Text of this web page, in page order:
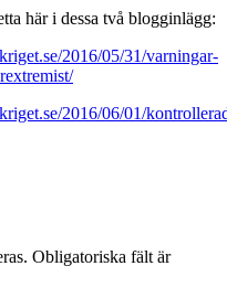
här i dessa två blogginlägg:
2016/05/31/varningar-
2016/06/01/
Obligatoriska fält är